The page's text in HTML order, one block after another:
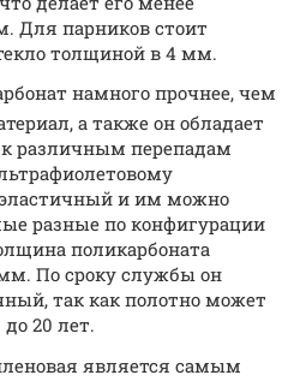
Для парников стоит
толщиной в 4 мм.
намного прочнее, чем
а также он обладает
различным перепадам
и им можно
разные по конфигурации
поликарбоната
По сроку службы он
так как полотно может
20 лет.
является самым